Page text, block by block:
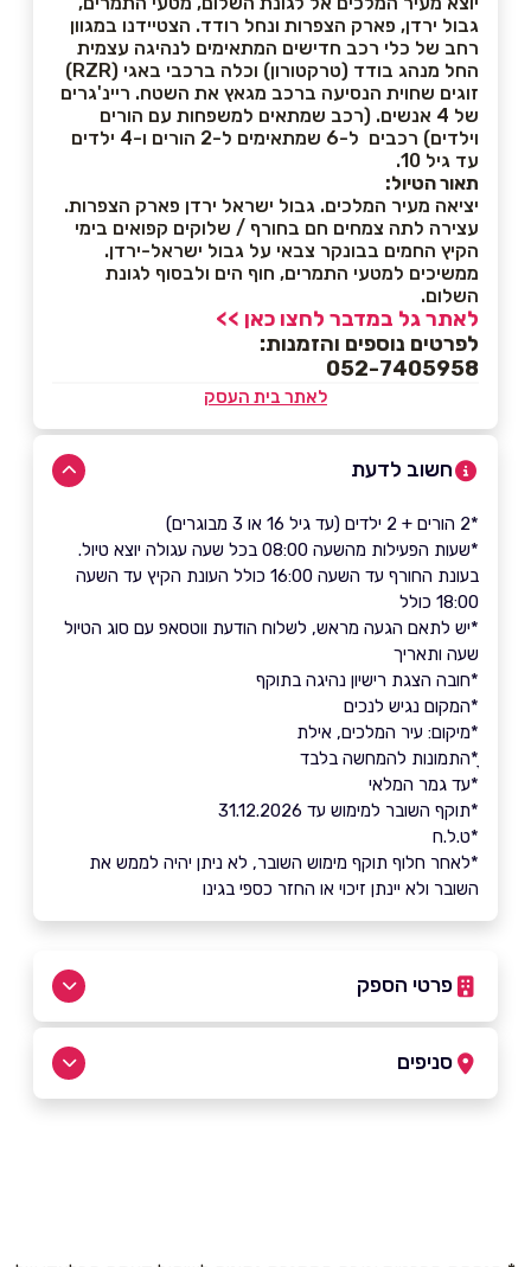
גבול ירדן, פארק הצפרות ונחל רודד. הצטיידנו במגוון
רחב של כלי רכב חדישים המתאימים לנהיגה עצמית
החל מנהג בודד (טרקטורון) וכלה ברכבי באגי (RZR)
זוגים שחוית הנסיעה ברכב מגאץ את השטח. ריינ'גרים
של 4 אנשים. (רכב שמתאים למשפחות עם הורים
וילדים) רכבים ל-6 שמתאימים ל-2 הורים ו-4 ילדים
עד גיל 10.
תאור הטיול:
יציאה מעיר המלכים. גבול ישראל ירדן פארק הצפרות.
עצירה לתה צמחים חם בחורף / שלוקים קפואים בימי
הקיץ החמים בבונקר צבאי על גבול ישראל-ירדן.
ממשיכים למטעי התמרים, חוף הים ולבסוף לגונת
השלום.
לאתר גל במדבר לחצו כאן >>
לפרטים נוספים והזמנות:
052-7405958
לאתר בית העסק
חשוב לדעת
*2 הורים + 2 ילדים (עד גיל 16 או 3 מבוגרים)
*שעות הפעילות מהשעה 08:00 בכל שעה עגולה יוצא טיול.
בעונת החורף עד השעה 16:00 כולל העונת הקיץ עד השעה
18:00 כולל
*יש לתאם הגעה מראש, לשלוח הודעת ווטסאפ עם סוג הטיול
שעה ותאריך
*חובה הצגת רישיון נהיגה בתוקף
​​​​​​​*המקום נגיש לנכים
*מיקום: עיר המלכים, אילת
ָ*התמונות להמחשה בלבד
*עד גמר המלאי
*תוקף השובר למימוש עד 31.12.2026
*ט.ל.ח
*לאחר חלוף תוקף מימוש השובר, לא ניתן יהיה לממש את
השובר ולא יינתן זיכוי או החזר כספי בגינו
פרטי הספק
באתר
סניפים